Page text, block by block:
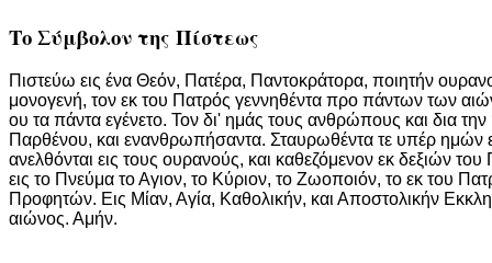
Το Σύμβολον της Πίστεως
Πιστεύω εις ένα Θεόν, Πατέρα, Παντοκράτορα, ποιητήν
μονογενή, τον εκ του Πατρός γεννηθέντα προ πάντων των
ου τα πάντα εγένετο. Τον δι' ημάς τους ανθρώπους και δια
Παρθένου, και ενανθρωπήσαντα. Σταυρωθέντα τε υπέρ ημών
ανελθόνται εις τους ουρανούς, και καθεζόμενον εκ δεξιών
εις το Πνεύμα το Αγιον, το Κύριον, το Ζωοποιόν, το εκ του
Προφητών. Εις Μίαν, Αγία, Καθολικήν, και Αποστολικήν
αιώνος. Αμήν.